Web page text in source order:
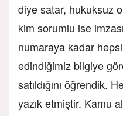
diye satar, hukuksuz
kim sorumlu ise
numaraya kadar
edindiğimiz bilgiye
satıldığını öğrendik.
yazık etmiştir. Kamu